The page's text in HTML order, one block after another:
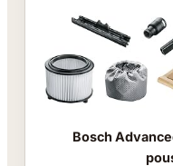
Bosch